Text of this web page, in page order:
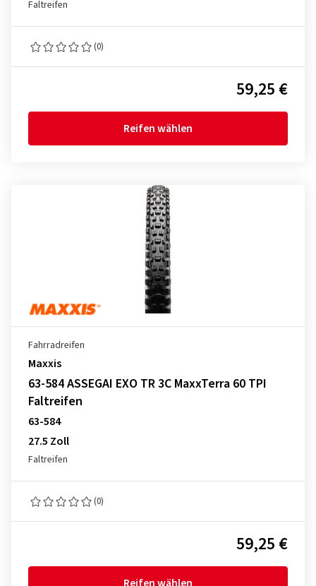
Faltreifen
(0)
59,25 €
Reifen wählen
Fahrradreifen
Maxxis
63-584 ASSEGAI EXO TR 3C MaxxTerra 60 TPI
Faltreifen
63-584
27.5 Zoll
Faltreifen
(0)
59,25 €